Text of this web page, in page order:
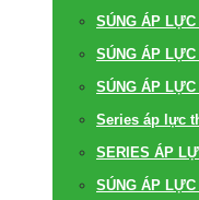
SÚNG ÁP
SÚNG ÁP
SÚNG ÁP LỰC
Series áp lực
SERIES ÁP
SÚNG ÁP LỰC